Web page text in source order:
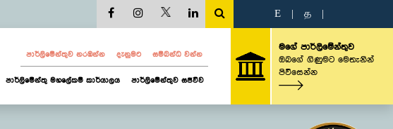
E த
පාර්ලි‌මේන්තුව නරඹන්න දැනුමට සම්බන්ධ වන්න
පාර්ලිමේන්තු මහලේකම් කාර්යාලය පාර්ලිමේන්තුව සජීවීව
මගේ පාර්ලිමේන්තුව
ඔබගේ ගිණුමට මෙතැනින්
පිවිසෙන්න